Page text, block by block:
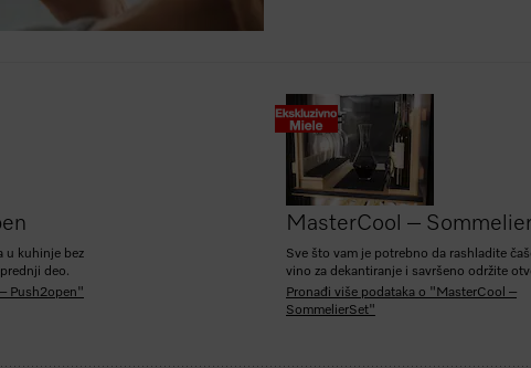
u kuhinje bez
deo.
Push2open"
MasterCool –
Sve što vam je potrebno da rashladite
vino za dekantiranje i savršeno održite
Pronađi više podataka o "MasterCool –
SommelierSet"